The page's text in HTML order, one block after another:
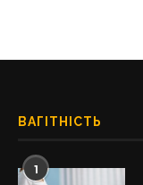
ВАГІТНІСТЬ
1